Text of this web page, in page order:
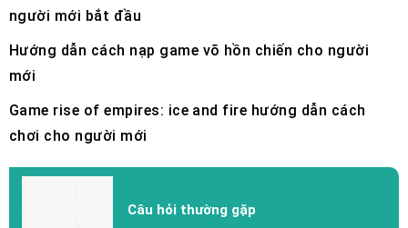
người mới bắt đầu
Hướng dẫn cách nạp game võ hồn chiến cho người
mới
Game rise of empires: ice and fire hướng dẫn cách
chơi cho người mới
Câu hỏi thường gặp